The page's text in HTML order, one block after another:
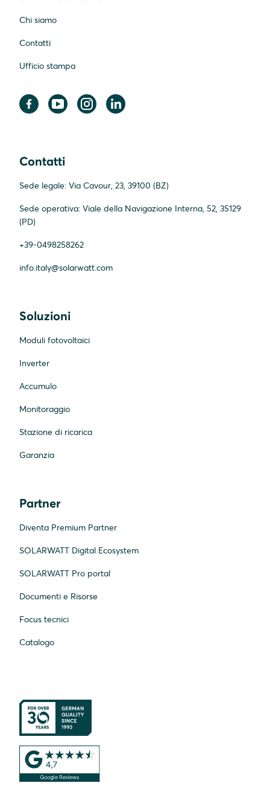
Chi siamo
Contatti
Ufficio stampa
Contatti
Sede legale: Via Cavour, 23, 39100 (BZ)
Sede operativa: Viale della Navigazione Interna, 52, 35129
(PD)
+39-0498258262
info.italy@solarwatt.com
Soluzioni
Moduli fotovoltaici
Inverter
Accumulo
Monitoraggio
Stazione di ricarica
Garanzia
Partner
Diventa Premium Partner
SOLARWATT Digital Ecosystem
SOLARWATT Pro portal
Documenti e Risorse
Focus tecnici
Catalogo